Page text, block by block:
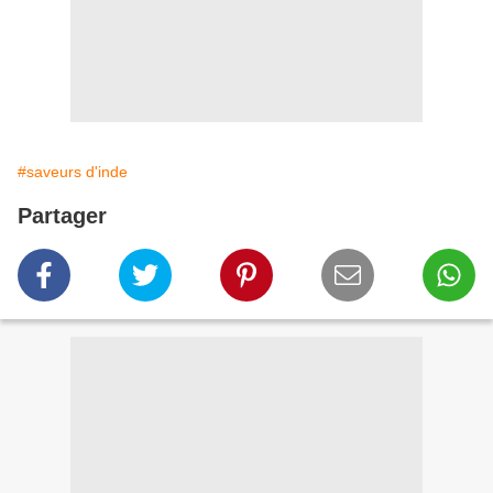
#saveurs d'inde
Partager